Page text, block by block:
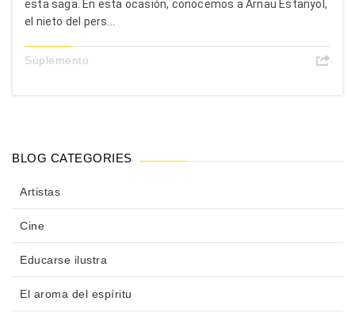
esta saga. En esta ocasión, conocemos a Arnau Estanyol,
el nieto del pers...
Suplemento
BLOG CATEGORIES
Artistas
Cine
Educarse ilustra
El aroma del espíritu